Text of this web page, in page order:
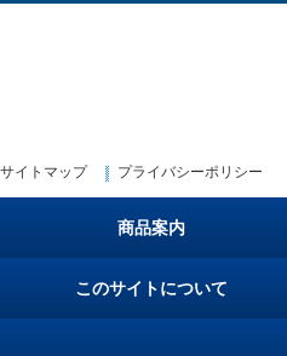
サイトマップ プライバシーポリシー
商品案内
このサイトについて